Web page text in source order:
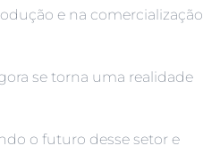
e na comercialização
se torna uma realidade
o futuro desse setor e